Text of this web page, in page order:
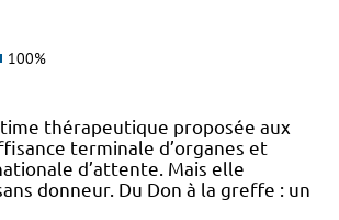
100%
thérapeutique proposée aux
terminale d’organes et
d’attente. Mais elle
donneur. Du Don à la greffe : un